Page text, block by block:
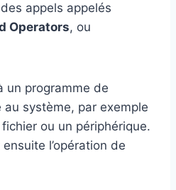
appels appelés
Operators, ou
un programme de
système, par exemple
ou un périphérique.
l’opération de